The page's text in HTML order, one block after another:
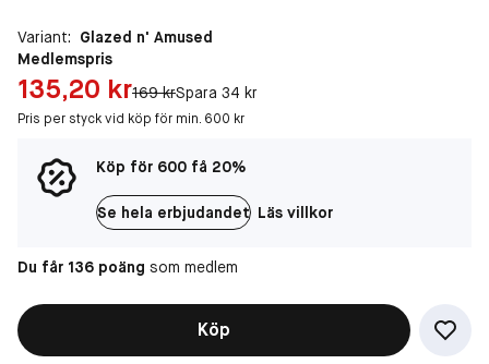
Variant: Glazed n' Amused
Medlemspris
Pris: 135,20 kr
135,20 krOriginal pris:
169 krSpara 34 kr
Pris per styck vid köp för min. 600 kr
Köp för 600 få 20%
Se hela erbjudandet Läs villkor
Du får 136 poäng som medlem
Köp